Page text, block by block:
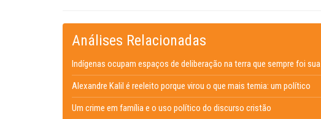
Análises Relacionadas
Indígenas ocupam espaços de deliberação na terra que sempre foi sua
Alexandre Kalil é reeleito porque virou o que mais temia: um político
Um crime em família e o uso político do discurso cristão